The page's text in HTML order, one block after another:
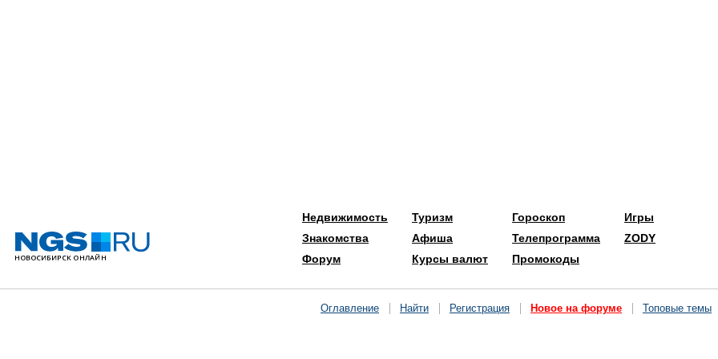
Недвижимость
Знакомства
Форум
Туризм
Афиша
Курсы валют
Гороскоп
Телепрограмма
Промокоды
Игры
ZODY
Оглавление Найти Регистрация Новое на форуме Топовые темы